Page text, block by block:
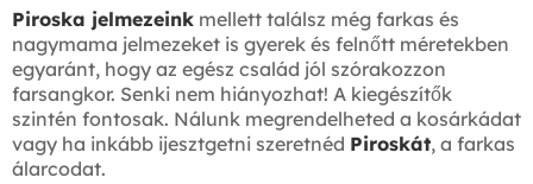
Piroska jelmezeink mellett találsz még farkas és
nagymama jelmezeket is gyerek és felnőtt méretekben
egyaránt, hogy az egész család jól szórakozzon
farsangkor. Senki nem hiányozhat! A kiegészítők
szintén fontosak. Nálunk megrendelheted a kosárkádat
vagy ha inkább ijesztgetni szeretnéd Piroskát, a farkas
álarcodat.